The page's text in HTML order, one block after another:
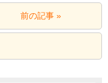
前の記事 »